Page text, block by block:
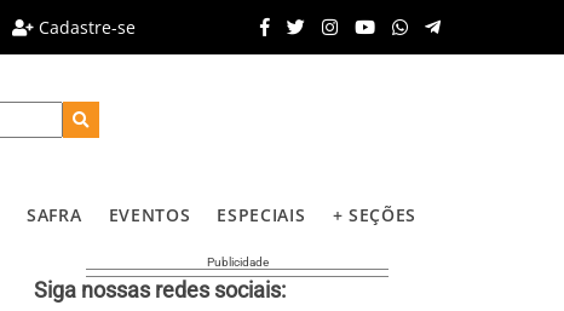
Cadastre-se
SAFRA EVENTOS ESPECIAIS + SEÇÕES
Siga nossas redes sociais: